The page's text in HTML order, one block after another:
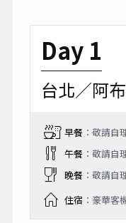
Day 1
台北／阿
早餐：敬請自
午餐：敬請自
晚餐：敬請自
住宿 ：豪華客